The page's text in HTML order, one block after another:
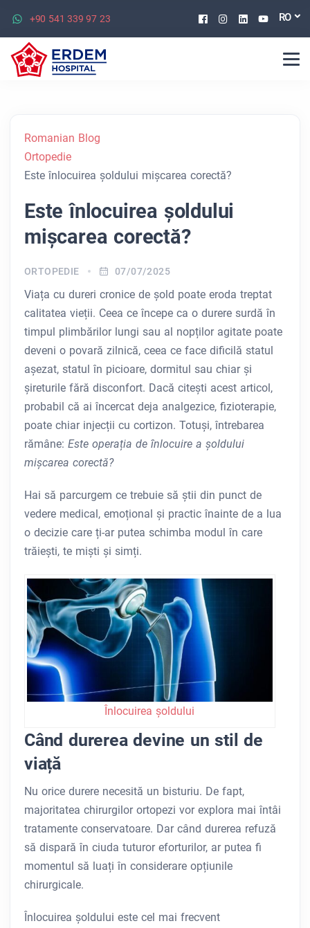
+90 541 339 97 23 Facebook
Instagram
Linkedin
RO
Romanian Blog
Ortopedie
Este înlocuirea șoldului mișcarea corectă?
Este înlocuirea șoldului
mișcarea corectă?
ORTOPEDIE 07/07/2025
Viața cu dureri cronice de șold poate eroda treptat
calitatea vieții. Ceea ce începe ca o durere surdă în
timpul plimbărilor lungi sau al nopților agitate poate
deveni o povară zilnică, ceea ce face dificilă statul
așezat, statul în picioare, dormitul sau chiar și
șireturile fără disconfort. Dacă citești acest articol,
probabil că ai încercat deja analgezice, fizioterapie,
poate chiar injecții cu cortizon. Totuși, întrebarea
rămâne: Este operația de înlocuire a șoldului
mișcarea corectă?
Hai să parcurgem ce trebuie să știi din punct de
vedere medical, emoțional și practic înainte de a lua
o decizie care ți-ar putea schimba modul în care
trăiești, te miști și simți.
Înlocuirea șoldului
Când durerea devine un stil de
viață
Nu orice durere necesită un bisturiu. De fapt,
majoritatea chirurgilor ortopezi vor explora mai întâi
tratamente conservatoare. Dar când durerea refuză
să dispară în ciuda tuturor eforturilor, ar putea fi
momentul să luați în considerare opțiunile
chirurgicale.
Înlocuirea șoldului este cel mai frecvent